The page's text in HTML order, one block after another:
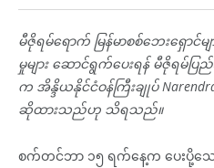
မီဇိုရမ်ရောက် မြန်မာစစ်ဘေးရှောင်
မှုများ ဆောင်ရွက်ပေးရန် မီဇိုရမ်ပြ
က အိန္ဒိယနိုင်ငံဝန်ကြီးချုပ်
ဆိုထားသည်ဟု သိရသည်။
စက်တင်ဘာ ၁၅ ရက်နေ့က ပေးပို့သော